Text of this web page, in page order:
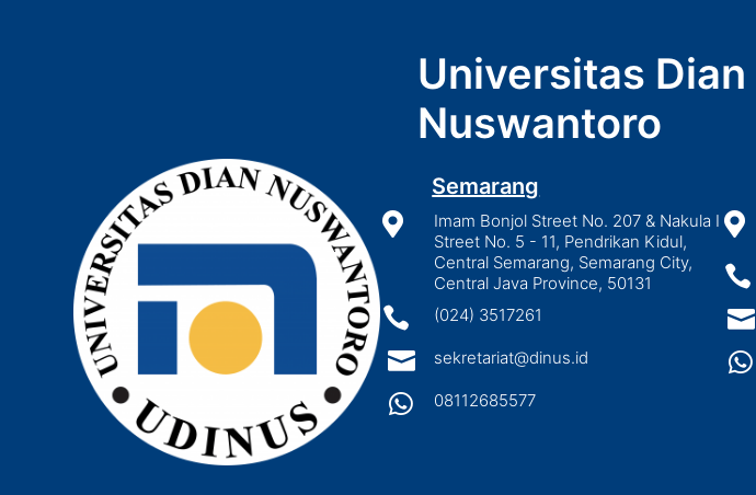
Universitas Dian
Nuswantoro
Semarang

Imam Bonjol Street No. 207 & Nakula I
Street No. 5 - 11, Pendrikan Kidul,
Central Semarang, Semarang City,
Central Java Province, 50131
 (024) 3517261
 sekretariat@dinus.id
 08112685577



